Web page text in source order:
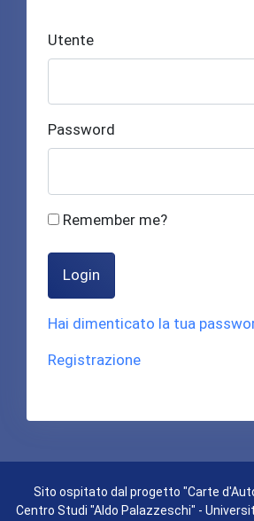
Utente
Password
Remember me?
Login
Hai dimenticato la tua
Registrazione
Sito ospitato dal progetto "Carte
Centro Studi "Aldo Palazzeschi" -